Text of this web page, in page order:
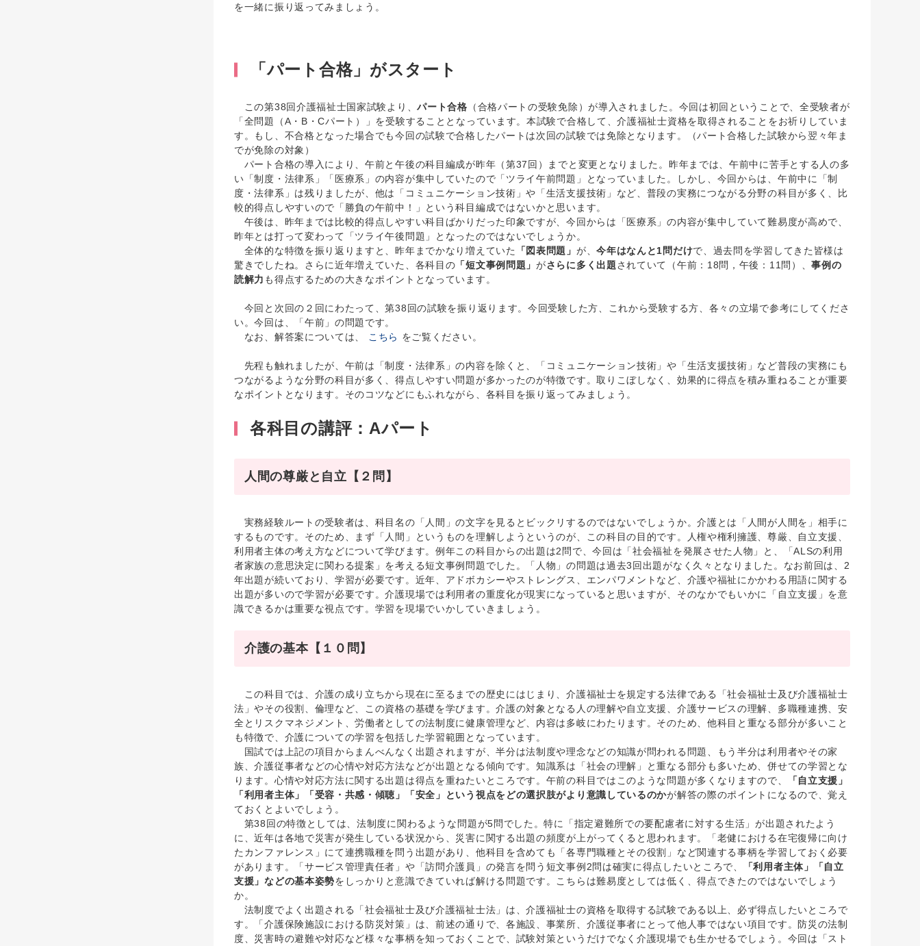
を一緒に振り返ってみましょう。
「パート合格」がスタート
この第38回介護福祉士国家試験より、パート合格 （合格パートの受験免除）が導入されました。今回は初回ということで、全受験者が
「全問題（A・B・Cパート）」を受験することとなっています。本試験で合格して、介護福祉士資格を取得されることをお祈りしていま
す。もし、不合格となった場合でも今回の試験で合格したパートは次回の試験では免除となります。（パート合格した試験から翌々年ま
でが免除の対象）
パート合格の導入により、午前と午後の科目編成が昨年（第37回）までと変更となりました。昨年までは、午前中に苦手とする人の多
い「制度・法律系」「医療系」の内容が集中していたので「ツライ午前問題」となっていました。しかし、今回からは、午前中に「制
度・法律系」は残りましたが、他は「コミュニケーション技術」や「生活支援技術」など、普段の実務につながる分野の科目が多く、比
較的得点しやすいので「勝負の午前中！」という科目編成ではないかと思います。
午後は、昨年までは比較的得点しやすい科目ばかりだった印象ですが、今回からは「医療系」の内容が集中していて難易度が高めで、
昨年とは打って変わって「ツライ午後問題」となったのではないでしょうか。
全体的な特徴を振り返りますと、昨年までかなり増えていた
「図表問題」 が、今年はなんと1問だけで、過去問を学習してきた皆様は
驚きでしたね。さらに近年増えていた、各科目の 「短文事例問題」がさらに多く出題されていて（午前：18問，午後：11問）、事例の
読解力 も得点するための大きなポイントとなっています。
今回と次回の２回にわたって、第38回の試験を振り返ります。今回受験した方、これから受験する方、各々の立場で参考にしてくださ
い。今回は、「午前」の問題です。
なお、解答案については、
こちら をご覧ください。
先程も触れましたが、午前は「制度・法律系」の内容を除くと、「コミュニケーション技術」や「生活支援技術」など普段の実務にも
つながるような分野の科目が多く、得点しやすい問題が多かったのが特徴です。取りこぼしなく、効果的に得点を積み重ねることが重要
なポイントとなります。そのコツなどにもふれながら、各科目を振り返ってみましょう。
各科目の講評：Aパート
人間の尊厳と自立【２問】
実務経験ルートの受験者は、科目名の「人間」の文字を見るとビックリするのではないでしょうか。介護とは「人間が人間を」相手に
するものです。そのため、まず「人間」というものを理解しようというのが、この科目の目的です。人権や権利擁護、尊厳、自立支援、
利用者主体の考え方などについて学びます。例年この科目からの出題は2問で、今回は「社会福祉を発展させた人物」と、「ALSの利用
者家族の意思決定に関わる提案」を考える短文事例問題でした。「人物」の問題は過去3回出題がなく久々となりました。なお前回は、2
年出題が続いており、学習が必要です。近年、アドボカシーやストレングス、エンパワメントなど、介護や福祉にかかわる用語に関する
出題が多いので学習が必要です。介護現場では利用者の重度化が現実になっていると思いますが、そのなかでもいかに「自立支援」を意
識できるかは重要な視点です。学習を現場でいかしていきましょう。
介護の基本【１０問】
この科目では、介護の成り立ちから現在に至るまでの歴史にはじまり、介護福祉士を規定する法律である「社会福祉士及び介護福祉士
法」やその役割、倫理など、この資格の基礎を学びます。介護の対象となる人の理解や自立支援、介護サービスの理解、多職種連携、安
全とリスクマネジメント、労働者としての法制度に健康管理など、内容は多岐にわたります。そのため、他科目と重なる部分が多いこと
も特徴で、介護についての学習を包括した学習範囲となっています。
国試では上記の項目からまんべんなく出題されますが、半分は法制度や理念などの知識が問われる問題、もう半分は利用者やその家
族、介護従事者などの心情や対応方法などが出題となる傾向です。知識系は「社会の理解」と重なる部分も多いため、併せての学習とな
ります。心情や対応方法に関する出題は得点を重ねたいところです。午前の科目ではこのような問題が多くなりますので、
「自立支援」
「利用者主体」「受容・共感・傾聴」「安全」という視点をどの選択肢がより意識しているのかが解答の際のポイントになるので、覚え
ておくとよいでしょう。
第38回の特徴としては、法制度に関わるような問題が5問でした。特に「指定避難所での要配慮者に対する生活」が出題されたよう
に、近年は各地で災害が発生している状況から、災害に関する出題の頻度が上がってくると思われます。「老健における在宅復帰に向け
たカンファレンス」にて連携職種を問う出題があり、他科目を含めても「各専門職種とその役割」など関連する事柄を学習しておく必要
があります。「サービス管理責任者」や「訪問介護員」の発言を問う短文事例2問は確実に得点したいところで、
「利用者主体」「自立
支援」などの基本姿勢をしっかりと意識できていれば解ける問題です。こちらは難易度としては低く、得点できたのではないでしょう
か。
法制度でよく出題される「社会福祉士及び介護福祉士法」は、介護福祉士の資格を取得する試験である以上、必ず得点したいところで
す。「介護保険施設における防災対策」は、前述の通りで、各施設、事業所、介護従事者にとって他人事ではない項目です。防災の法制
度、災害時の避難や対応など様々な事柄を知っておくことで、試験対策というだけでなく介護現場でも生かせるでしょう。今回は「スト